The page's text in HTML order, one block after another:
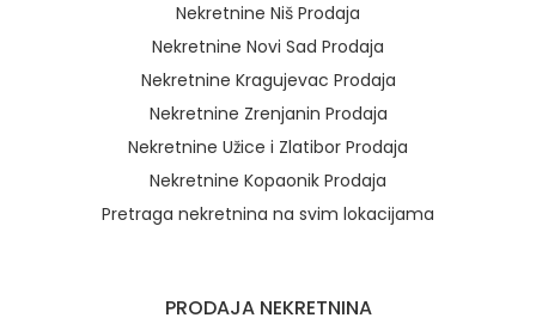
Nekretnine Niš Prodaja
Nekretnine Novi Sad Prodaja
Nekretnine Kragujevac Prodaja
Nekretnine Zrenjanin Prodaja
Nekretnine Užice i Zlatibor Prodaja
Nekretnine Kopaonik Prodaja
Pretraga nekretnina na svim lokacijama
PRODAJA NEKRETNINA